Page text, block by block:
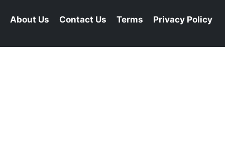
About Us Contact Us Terms Privacy Policy